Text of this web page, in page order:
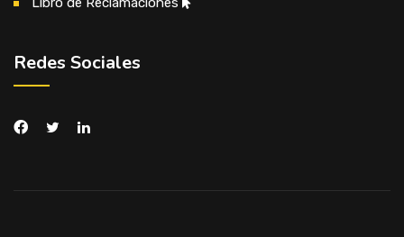
Redes Sociales